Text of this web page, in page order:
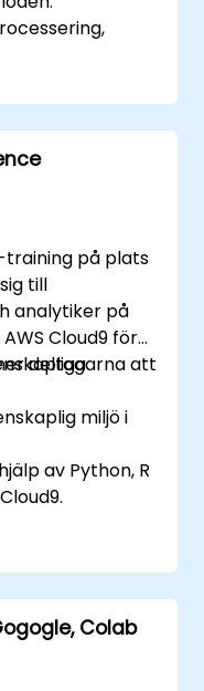
och verktyg.
pipeline.
i
training på plats
till
analytiker på
Cloud9 för
deltagarna att
miljö i
av Python, R
utveckling och
arbetsflöden för
Colab